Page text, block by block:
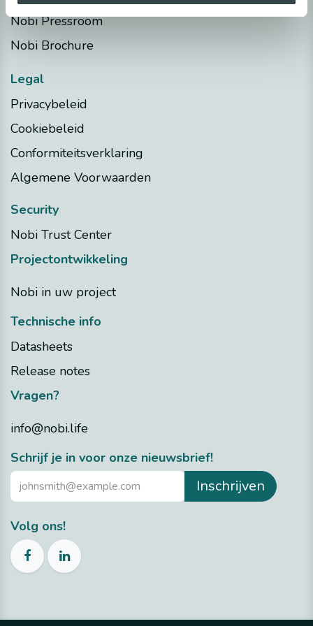
Nobi Pressroom
Nobi Brochure
Legal
Privacybeleid
Cookiebeleid
Conformiteitsverklaring
Algemene Voorwaarden
Security
Nobi Trust Center
Projectontwikkeling
Nobi in uw project
Technische info
Datasheets
Release notes
Vragen?
info@nobi.life
​Schrijf je in voor onze nieuwsbrief!
Inschrijven
Volg ons!